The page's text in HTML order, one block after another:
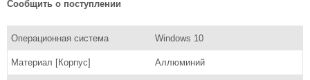
Сообщить о поступлении
Операционная система Windows 10
Материал [Корпус] Аллюминий